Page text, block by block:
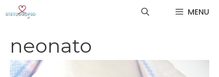
MENU
neonato